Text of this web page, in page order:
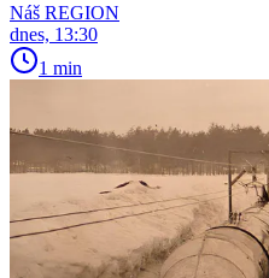
Náš REGION
dnes, 13:30
1 min